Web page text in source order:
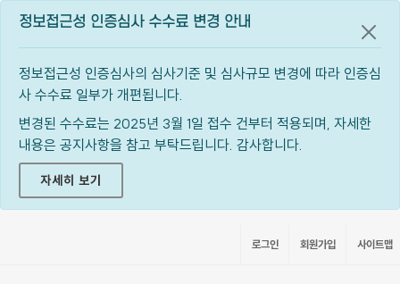
정보접근성 인증심사 수수료 변경 안내
정보접근성 인증심사의 심사기준 및 심사규모 변경에 따라 인증심
사 수수료 일부가 개편됩니다.
변경된 수수료는 2025년 3월 1일 접수 건부터 적용되며, 자세한
내용은 공지사항을 참고 부탁드립니다. 감사합니다.
자세히 보기
공지
로그인 회원가입 사이트맵